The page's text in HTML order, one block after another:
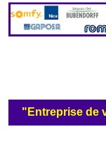
"Entreprise de